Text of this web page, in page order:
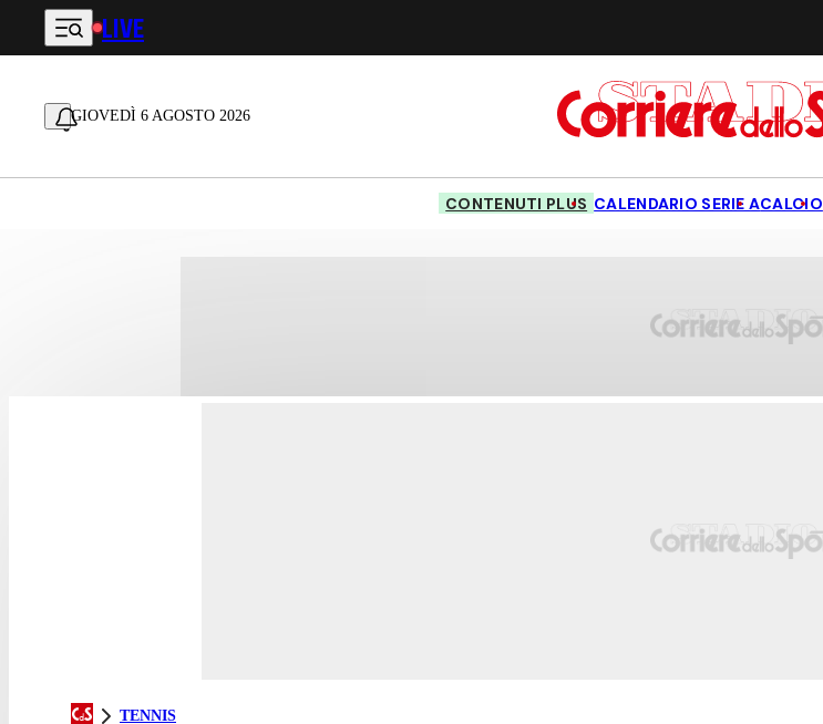
Vai al contenuto principale
LIVE
GIOVEDÌ 6 AGOSTO 2026
CONTENUTI PLUS CALENDARIO SERIE ACALCIO
TENNIS